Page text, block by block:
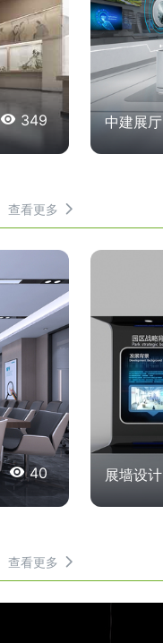
 349 中建展厅
查看更多 
40 展墙设计
查看更多 